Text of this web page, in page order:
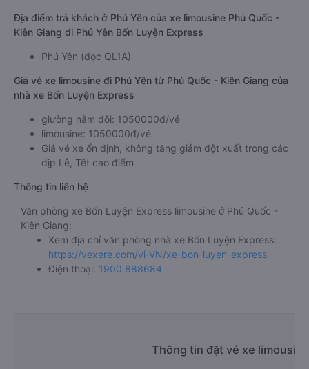
Địa điểm trả khách ở Phú Yên của xe limousine Phú Quốc -
Kiên Giang đi Phú Yên Bốn Luyện Express
Phú Yên (dọc QL1A)
Giá vé xe limousine đi Phú Yên từ Phú Quốc - Kiên Giang của
nhà xe Bốn Luyện Express
giường nằm đôi: 1050000đ/vé
limousine: 1050000đ/vé
Giá vé xe ổn định, không tăng giảm đột xuất trong các
dịp Lễ, Tết cao điểm
Thông tin liên hệ
Văn phòng xe Bốn Luyện Express limousine ở Phú Quốc -
Kiên Giang:
Xem địa chỉ văn phòng nhà xe Bốn Luyện Express:
https://vexere.com/vi-VN/xe-bon-luyen-express
Điện thoại: 1900 888684
Thông tin đặt vé xe